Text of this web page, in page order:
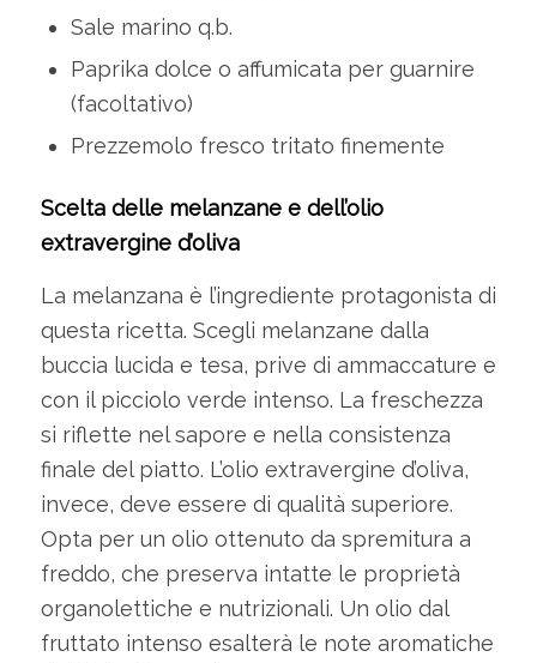
Sale marino q.b.
Paprika dolce o affumicata per guarnire
(facoltativo)
Prezzemolo fresco tritato finemente
Scelta delle melanzane e dell’olio
extravergine d’oliva
La melanzana è l’ingrediente protagonista di
questa ricetta. Scegli melanzane dalla
buccia lucida e tesa, prive di ammaccature e
con il picciolo verde intenso. La freschezza
si riflette nel sapore e nella consistenza
finale del piatto. L’olio extravergine d’oliva,
invece, deve essere di qualità superiore.
Opta per un olio ottenuto da spremitura a
freddo, che preserva intatte le proprietà
organolettiche e nutrizionali. Un olio dal
fruttato intenso esalterà le note aromatiche